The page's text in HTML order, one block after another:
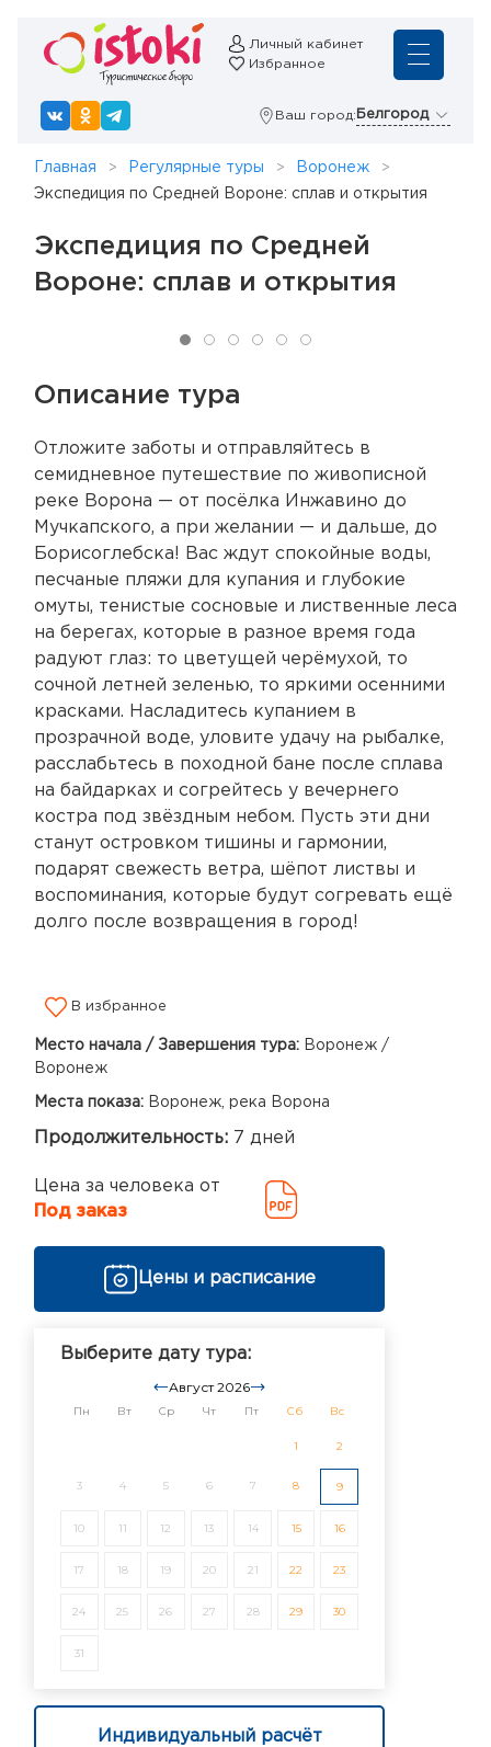
Личный кабинет
Избранное
Ваш город: Белгород
Главная Регулярные туры
Воронеж
Экспедиция по Средней Вороне: сплав и открытия
Экспедиция по Средней
Вороне: сплав и открытия
Описание тура
Отложите заботы и отправляйтесь в
семидневное путешествие по живописной
реке Ворона — от посёлка Инжавино до
Мучкапского, а при желании — и дальше, до
Борисоглебска! Вас ждут спокойные воды,
песчаные пляжи для купания и глубокие
омуты, тенистые сосновые и лиственные леса
на берегах, которые в разное время года
радуют глаз: то цветущей черёмухой, то
сочной летней зеленью, то яркими осенними
красками. Насладитесь купанием в
прозрачной воде, уловите удачу на рыбалке,
расслабьтесь в походной бане после сплава
на байдарках и согрейтесь у вечернего
костра под звёздным небом. Пусть эти дни
станут островком тишины и гармонии,
подарят свежесть ветра, шёпот листвы и
воспоминания, которые будут согревать ещё
долго после возвращения в город!
В избранное
Место начала / Завершения тура: Воронеж /
Воронеж
Места показа: Воронеж, река Ворона
Продолжительность: 7 дней
Цена за человека от
Под заказ
Цены и расписание
Выберите дату тура:
Август 2026
Пн Вт Ср Чт Пт Сб Вс
1 2
3 4 5 6 7 8 9
10 11 12 13 14 15 16
17 18 19 20 21 22 23
24 25 26 27 28 29 30
31
Индивидуальный расчёт